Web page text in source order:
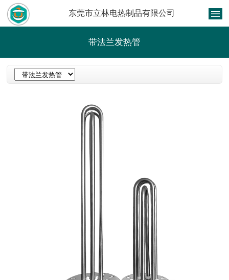
东莞市立林电热制品有限公司
带法兰发热管